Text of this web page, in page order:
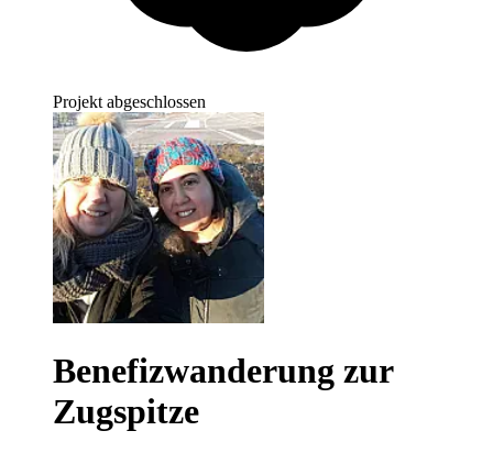
Projekt abgeschlossen
Benefizwanderung zur
Zugspitze